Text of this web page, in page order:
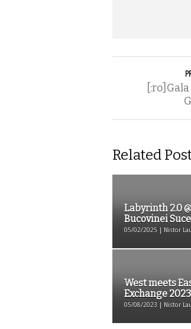
Related
Labyrinth 2.0
Bucovinei
05/02/2025 | Nistor
West meets
Exchange
05/08/2023 | Nistor